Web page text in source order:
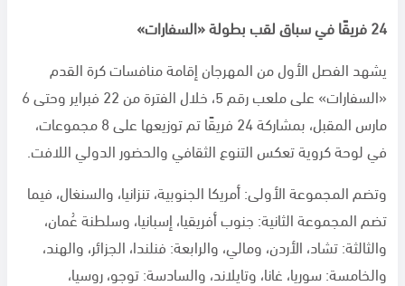
24 فريقًا في سباق لقب بطولة «السفارات»
يشهد الفصل الأول من المهرجان إقامة منافسات كرة القدم
«السفارات» على ملعب رقم 5، خلال الفترة من 22 فبراير وحتى 6
مارس المقبل، بمشاركة 24 فريقًا تم توزيعها على 8 مجموعات،
في لوحة كروية تعكس التنوع الثقافي والحضور الدولي اللافت.
وتضم المجموعة الأولى: أمريكا الجنوبية، تنزانيا، والسنغال، فيما
تضم المجموعة الثانية: جنوب أفريقيا، إسبانيا، وسلطنة عُمان،
والثالثة: تشاد، الأردن، ومالي، والرابعة: فنلندا، الجزائر، والهند،
والخامسة: سوريا، غانا، وتايلاند، والسادسة: توجو، روسيا،